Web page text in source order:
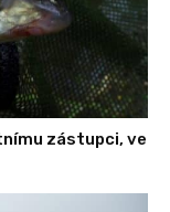
zástupci, ve